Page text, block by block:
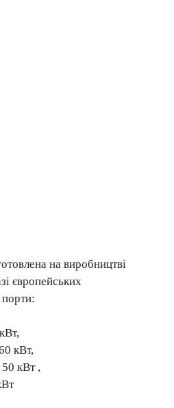
на виробництві
європейських
порти:
кВт,
кВт ,